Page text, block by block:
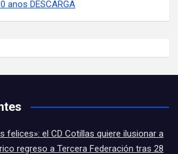
felices»: el CD Cotillas quiere ilusionar a
regreso a Tercera Federación tras 28